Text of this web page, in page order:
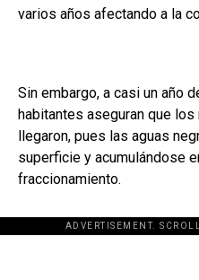
varios años afectando a la
Sin embargo, a casi un año
habitantes aseguran que
llegaron, pues las aguas
superficie y acumulándose
fraccionamiento.
ADVERTISEMENT.